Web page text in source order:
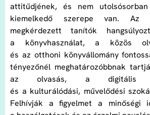
attitűdjének, és nem utolsósorban
kiemelkedő szerepe van. Az
megkérdezett tanítók
a könyvhasználat, a közös
és az otthoni könyvállomány
tényezőnél meghatározóbbnak
az olvasás, a digitális
és a kulturálódási, művelődési
Felhívják a figyelmet a minőségi